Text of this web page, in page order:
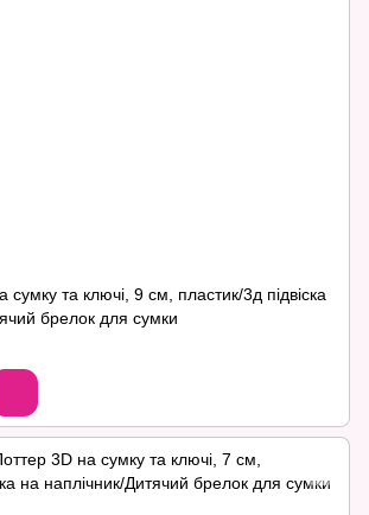
сумку та ключі, 9 см, пластик/3д підвіска
брелок для сумки